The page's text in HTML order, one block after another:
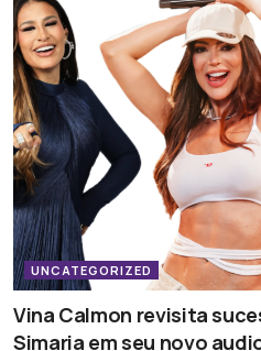
UNCATEGORIZED
Vina Calmon revisita
Simaria em seu novo